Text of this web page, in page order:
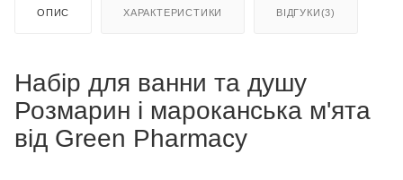
ОПИС ХАРАКТЕРИСТИКИ ВІДГУКИ(3)
Набір для ванни та душу
Розмарин і мароканська м'ята
від Green Pharmacy